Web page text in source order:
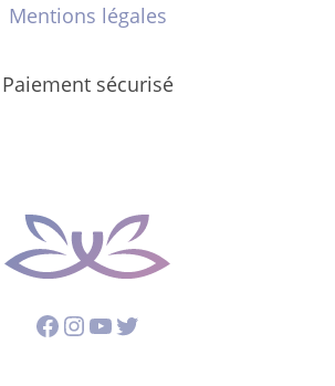
Mentions légales
Paiement sécurisé
Facebook
Instagram
YouTube
Twitter